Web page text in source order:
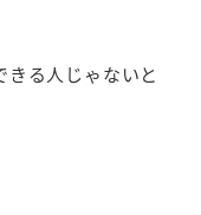
る人じゃないと